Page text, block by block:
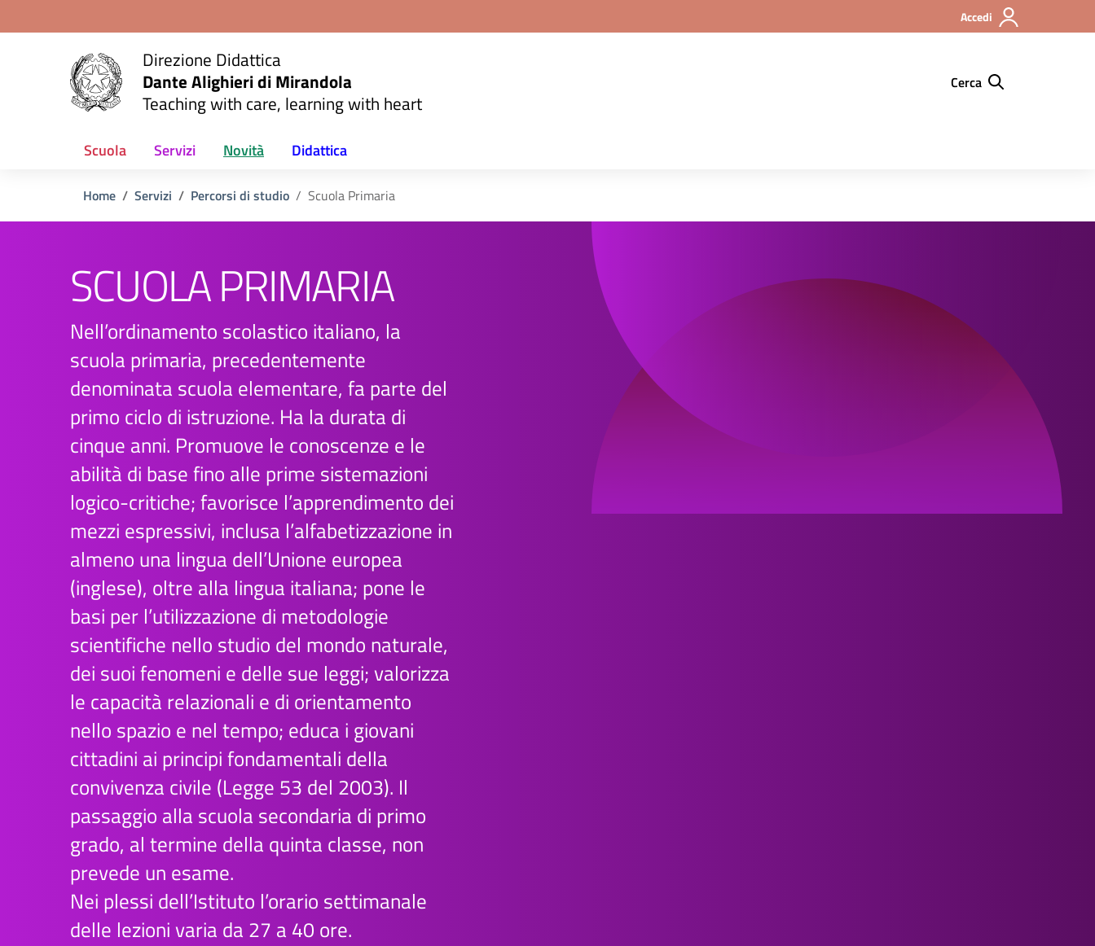
Accedi
Direzione Didattica
Dante Alighieri di Mirandola
Teaching with care, learning with heart
Cerca
Scuola Servizi Novità Didattica
Home Servizi Percorsi di studio Scuola Primaria
SCUOLA PRIMARIA
Nell’ordinamento scolastico italiano, la
scuola primaria, precedentemente
denominata scuola elementare, fa parte del
primo ciclo di istruzione. Ha la durata di
cinque anni. Promuove le conoscenze e le
abilità di base fino alle prime sistemazioni
logico-critiche; favorisce l’apprendimento dei
mezzi espressivi, inclusa l’alfabetizzazione in
almeno una lingua dell’Unione europea
(inglese), oltre alla lingua italiana; pone le
basi per l’utilizzazione di metodologie
scientifiche nello studio del mondo naturale,
dei suoi fenomeni e delle sue leggi; valorizza
le capacità relazionali e di orientamento
nello spazio e nel tempo; educa i giovani
cittadini ai principi fondamentali della
convivenza civile (Legge 53 del 2003). Il
passaggio alla scuola secondaria di primo
grado, al termine della quinta classe, non
prevede un esame.
Nei plessi dell’Istituto l’orario settimanale
delle lezioni varia da 27 a 40 ore.